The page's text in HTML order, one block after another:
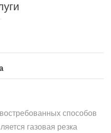
способов
газовая резка